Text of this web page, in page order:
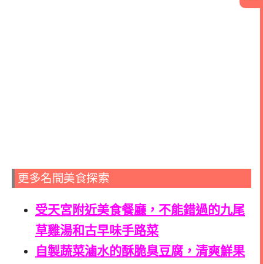
更多名間美食探索
受天宮附近美食餐廳，不能錯過的九尾
草雞湯和古早味手路菜
自製蔬菜滷水的酥脆臭豆腐，清爽鮮果